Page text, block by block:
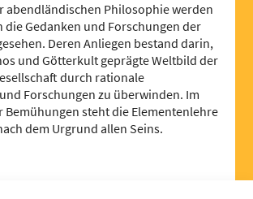
abendländischen Philosophie werden
die Gedanken und Forschungen der
Deren Anliegen bestand darin,
und Götterkult geprägte Weltbild der
durch rationale
Forschungen zu überwinden. Im
Bemühungen steht die Elementenlehre
dem Urgrund allen Seins.